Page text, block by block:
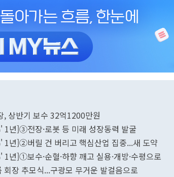
, 상반기 보수 32억1200만원
1년]③전장·로봇 등 미래 성장동력 발굴
1년]②버릴 건 버리고 핵심산업 집중...새 도약
1년]①보수·순혈·하향 깨고 실용·개방·수평으로
회장 추모식...구광모 무거운 발걸음으로